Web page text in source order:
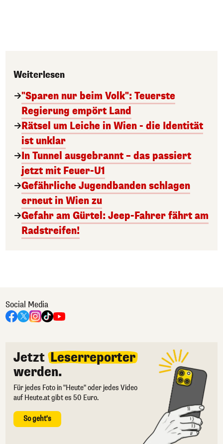
Weiterlesen
"Sparen nur beim Volk": Teuerste
Regierung empört Land
Rätsel um Leiche in Wien - die Identität
ist unklar
In Tunnel ausgebrannt – das passiert
jetzt mit Feuer-U1
Gefährliche Jugendbanden schlagen
erneut in Wien zu
Gefahr am Gürtel: Jeep-Fahrer fährt am
Radstreifen!
Social Media
Jetzt Leserreporter
werden.
Für jedes Foto in "Heute" oder jedes Video
auf Heute.at gibt es 50 Euro.
So geht's